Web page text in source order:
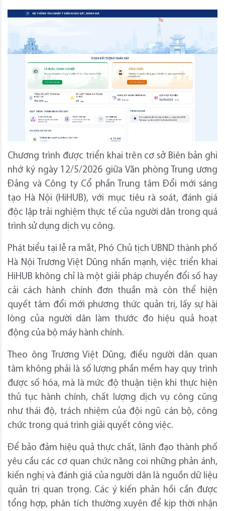
Chương trình được triển khai trên cơ sở Biên bản ghi
nhớ ký ngày 12/5/2026 giữa Văn phòng Trung ương
Đảng và Công ty Cổ phần Trung tâm Đổi mới sáng
tạo Hà Nội (HiHUB), với mục tiêu rà soát, đánh giá
độc lập trải nghiệm thực tế của người dân trong quá
trình sử dụng dịch vụ công.
Phát biểu tại lễ ra mắt, Phó Chủ tịch UBND thành phố
Hà Nội Trương Việt Dũng nhấn mạnh, việc triển khai
HiHUB không chỉ là một giải pháp chuyển đổi số hay
cải cách hành chính đơn thuần mà còn thể hiện
quyết tâm đổi mới phương thức quản trị, lấy sự hài
lòng của người dân làm thước đo hiệu quả hoạt
động của bộ máy hành chính.
Theo ông Trương Việt Dũng, điều người dân quan
tâm không phải là số lượng phần mềm hay quy trình
được số hóa, mà là mức độ thuận tiện khi thực hiện
thủ tục hành chính, chất lượng dịch vụ công cũng
như thái độ, trách nhiệm của đội ngũ cán bộ, công
chức trong quá trình giải quyết công việc.
Để bảo đảm hiệu quả thực chất, lãnh đạo thành phố
yêu cầu các cơ quan chức năng coi những phản ánh,
kiến nghị và đánh giá của người dân là nguồn dữ liệu
quản trị quan trọng. Các ý kiến phản hồi cần được
tổng hợp, phân tích thường xuyên để kịp thời nhận